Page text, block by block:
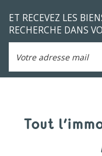
ET RECEVEZ LES
RECHERCHE DANS
Tout l'immobilier sur la ville de